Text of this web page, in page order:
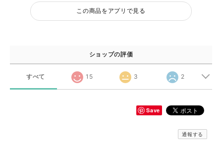
この商品をアプリで見る
ショップの評価
すべて 15 3 2
Save
通報する